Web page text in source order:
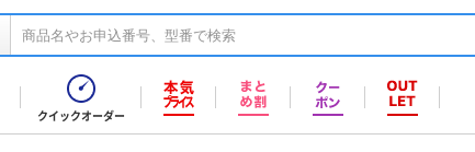
クイックオーダー